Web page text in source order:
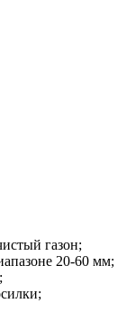
газон;
20-60 мм;